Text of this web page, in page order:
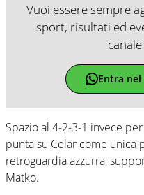
Vuoi essere sempre
sport, risultati ed
canale
Entra nel
Spazio al 4-2-3-1 invece
punta su Celar come unica
retroguardia azzurra,
Matko.